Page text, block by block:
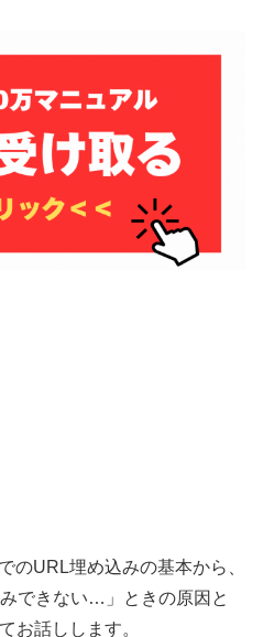
のURL埋め込みの基本から、
できない…」ときの原因と
お話しします。